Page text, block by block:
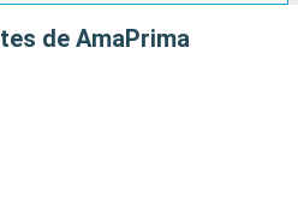
de AmaPrima